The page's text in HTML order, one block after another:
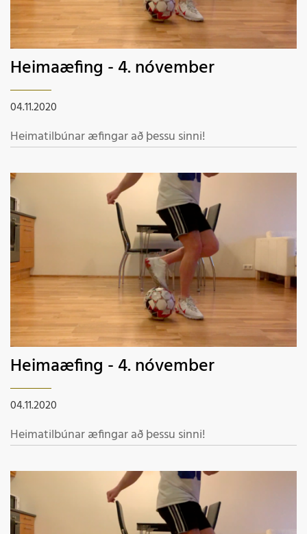
Heimaæfing - 4. nóvember
04.11.2020
Heimatilbúnar æfingar að þessu sinni!
Heimaæfing - 4. nóvember
04.11.2020
Heimatilbúnar æfingar að þessu sinni!